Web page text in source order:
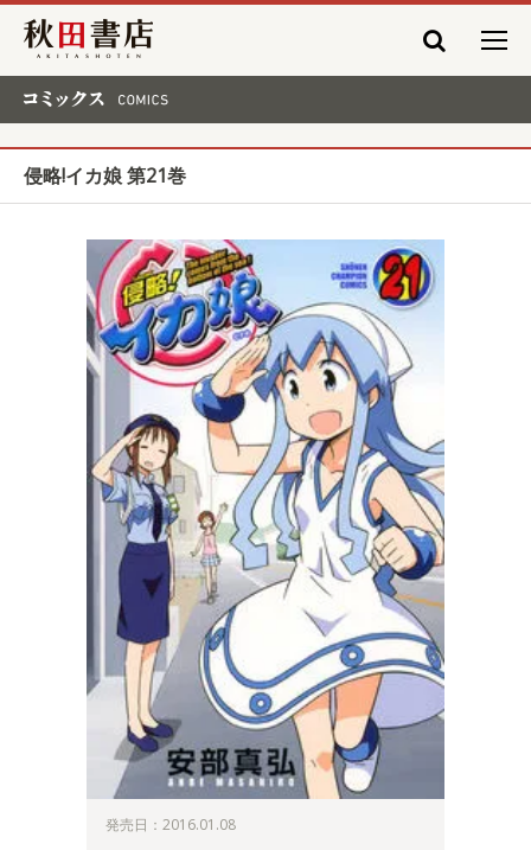
秋田書店
侵略!イカ娘 第21巻
発売日：2016.01.08